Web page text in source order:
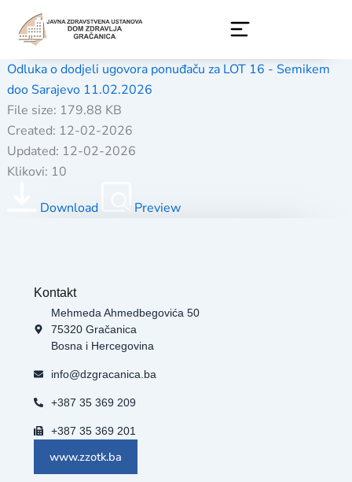
content
Odluka o dodjeli ugovora ponuđaču za LOT 16 - Semikem
doo Sarajevo 11.02.2026
File size: 179.88 KB
Created: 12-02-2026
Updated: 12-02-2026
Klikovi: 10
Download Preview
Kontakt
Mehmeda Ahmedbegovića 50
75320 Gračanica
Bosna i Hercegovina
info@dzgracanica.ba
+387 35 369 209
+387 35 369 201
www.zzotk.ba